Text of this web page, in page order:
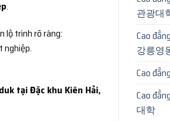
.
lộ trình rõ ràng:
nghiệp.
tại Đặc khu Kiên Hải,
관광대
Cao
강릉영
Cao
Cao
대학